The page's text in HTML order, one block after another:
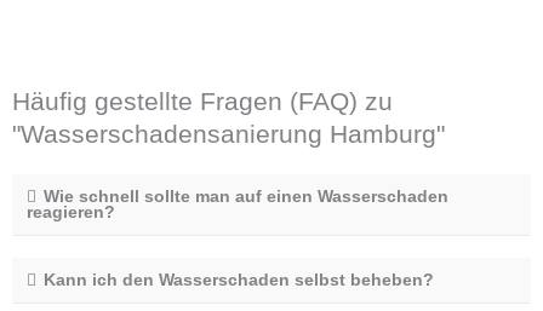
Häufig gestellte Fragen (FAQ) zu
"Wasserschadensanierung Hamburg"
Wie schnell sollte man auf einen Wasserschaden
reagieren?
Kann ich den Wasserschaden selbst beheben?